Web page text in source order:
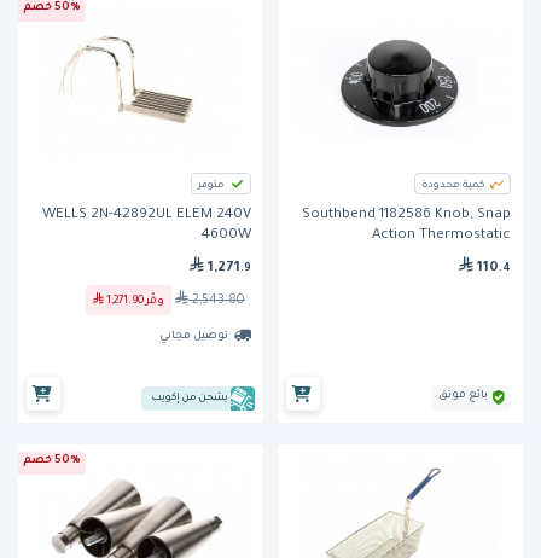
كمية محدودة
Southbend 1182586 Knob, Snap
Action Thermostatic
110 .4
بائع موثق
50% خصم
متوفر
WELLS 2N-42892UL ELEM 240V
4600W
1,271 .9
2,543.80 وفّر 1,271.90
توصيل مجاني
يشحن من إكويب
50% خصم